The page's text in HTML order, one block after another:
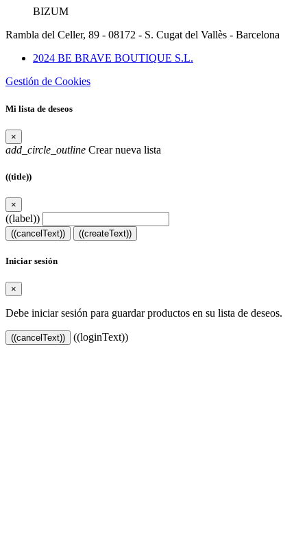
BIZUM
Rambla del Celler, 89 - 08172 - S. Cugat del Vallès - Barcelona
2024 BE BRAVE BOUTIQUE S.L.
Gestión de Cookies
Mi lista de deseos
×
add_circle_outline Crear nueva lista
((title))
×
((label))
((cancelText)) ((createText))
Iniciar sesión
×
Debe iniciar sesión para guardar productos en su lista de deseos.
((cancelText)) ((loginText))